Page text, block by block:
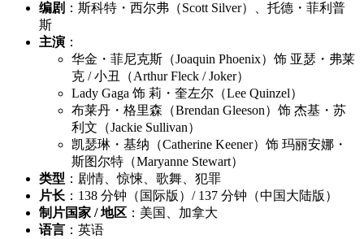
编剧 ：斯科特・西尔弗（Scott Silver）、托德・菲利普
斯
主演 ：
华金・菲尼克斯（Joaquin Phoenix）饰 亚瑟・弗莱
克 / 小丑（Arthur Fleck / Joker）
Lady Gaga 饰 莉・奎左尔（Lee Quinzel）
布莱丹・格里森（Brendan Gleeson）饰 杰基・苏
利文（Jackie Sullivan）
凯瑟琳・基纳（Catherine Keener）饰 玛丽安娜・
斯图尔特（Maryanne Stewart）
类型 ：剧情、惊悚、歌舞、犯罪
片长 ：138 分钟（国际版）/ 137 分钟（中国大陆版）
制片国家 / 地区 ：美国、加拿大
语言 ：英语